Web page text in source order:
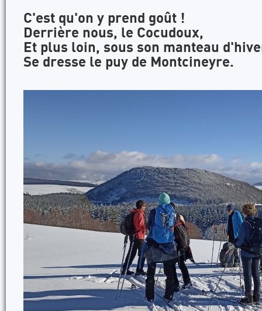
C'est qu'on y prend goût !
Derrière nous, le Cocudoux,
Et plus loin, sous son manteau
Se dresse le puy de Montcineyre.